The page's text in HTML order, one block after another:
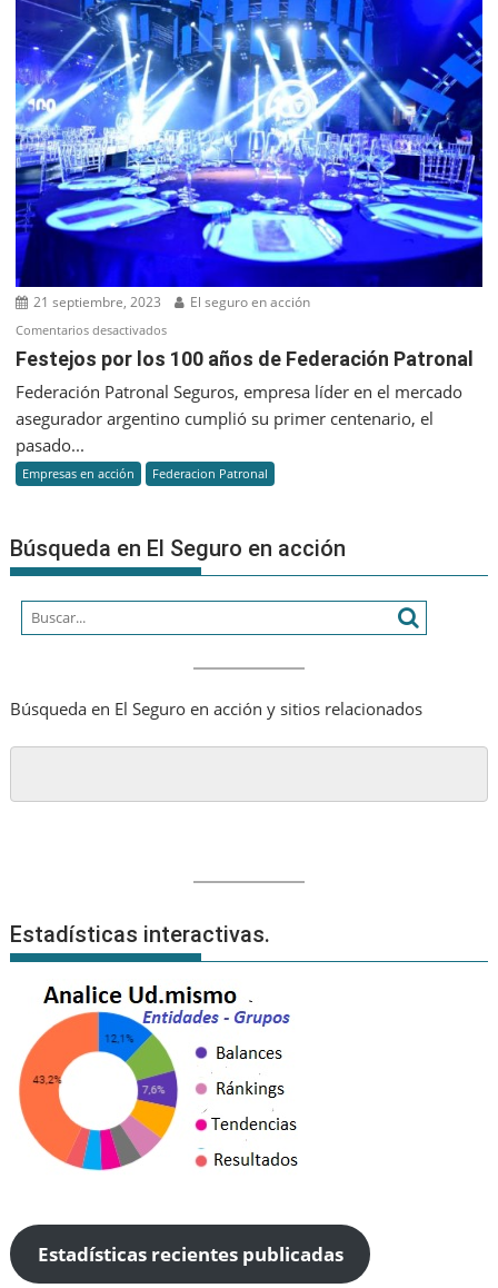
de
las
de
Higiene
Industrial
21 septiembre, 2023 El seguro en acción
Comentarios desactivadosen
Festejos
los
100
de
Festejos por los 100 años de Federación Patronal
Federación Patronal Seguros, empresa líder en el mercado
asegurador argentino cumplió su primer centenario, el
pasado...
Empresas en acción Federacion Patronal
Búsqueda en El Seguro en acción
Búsqueda en El Seguro en acción y sitios relacionados
Estadísticas interactivas.
Estadísticas recientes publicadas